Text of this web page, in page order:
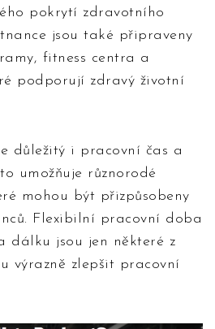
pokrytí zdravotního
jsou také připraveny
fitness centra a
podporují zdravý životní
důležitý i pracovní čas a
umožňuje různorodé
mohou být přizpůsobeny
Flexibilní pracovní doba
dálku jsou jen některé z
výrazně zlepšit pracovní